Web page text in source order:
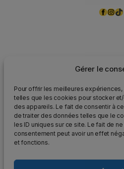
Gérer le
Pour offrir les meilleures
telles que les cookies pour stocker
des appareils. Le fait de consentir à
de traiter des données telles que le
les ID uniques sur ce site. Le fait de
consentement peut avoir un effet
et fonctions.
FacebookInstagramTikTok
les jours fériés.
Attention: Nous rappelons que
strictement interdite aux mineurs,
dangereux pour la santé et qu’il
modération.